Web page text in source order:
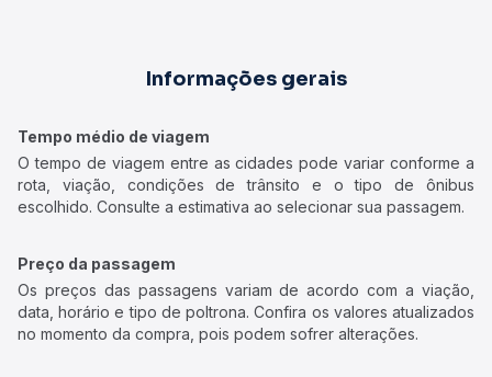
Informações gerais
Tempo médio de viagem
O tempo de viagem entre as cidades pode variar conforme a
rota, viação, condições de trânsito e o tipo de ônibus
escolhido. Consulte a estimativa ao selecionar sua passagem.
Preço da passagem
Os preços das passagens variam de acordo com a viação,
data, horário e tipo de poltrona. Confira os valores atualizados
no momento da compra, pois podem sofrer alterações.